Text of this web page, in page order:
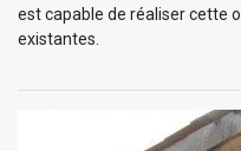
est capable de réaliser cette
existantes.